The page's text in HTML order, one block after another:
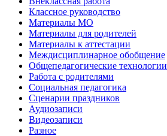
Классное руководство
Материалы МО
Материалы для родителей
Материалы к аттестации
Междисциплинарное обобщение
Общепедагогические технологии
Работа с родителями
Социальная педагогика
Сценарии праздников
Аудиозаписи
Видеозаписи
Разное